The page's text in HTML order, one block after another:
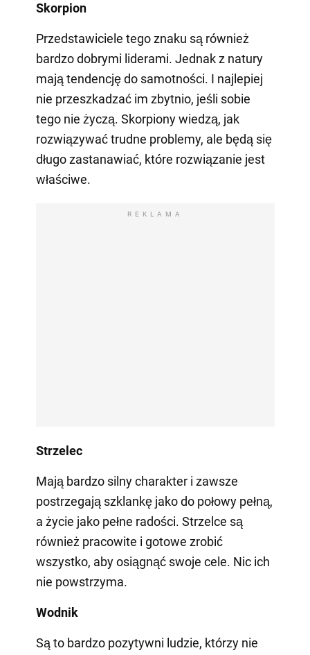
Skorpion
Przedstawiciele tego znaku są również
bardzo dobrymi liderami. Jednak z natury
mają tendencję do samotności. I najlepiej
nie przeszkadzać im zbytnio, jeśli sobie
tego nie życzą. Skorpiony wiedzą, jak
rozwiązywać trudne problemy, ale będą się
długo zastanawiać, które rozwiązanie jest
właściwe.
REKLAMA
Strzelec
Mają bardzo silny charakter i zawsze
postrzegają szklankę jako do połowy pełną,
a życie jako pełne radości. Strzelce są
również pracowite i gotowe zrobić
wszystko, aby osiągnąć swoje cele. Nic ich
nie powstrzyma.
Wodnik
Są to bardzo pozytywni ludzie, którzy nie